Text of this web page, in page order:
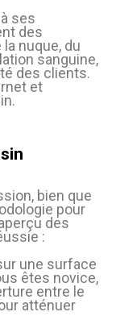
ses
des
nuque, du
sanguine,
des clients.
et
bien que
pour
des
:
une surface
êtes novice,
entre le
atténuer